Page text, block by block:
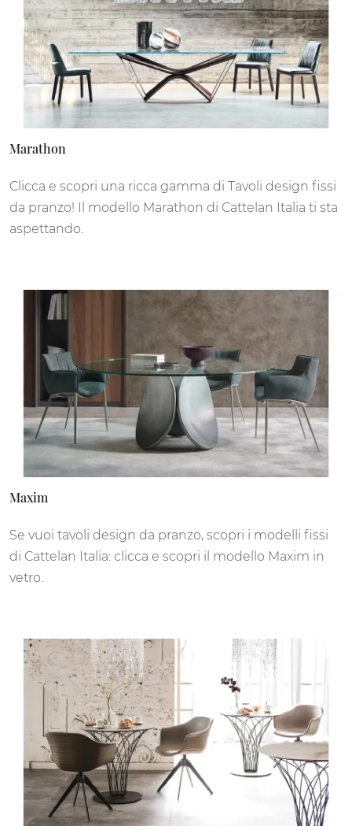
Marathon
Clicca e scopri una ricca gamma di Tavoli design fissi
da pranzo! Il modello Marathon di Cattelan Italia ti sta
aspettando.
Maxim
Se vuoi tavoli design da pranzo, scopri i modelli fissi
di Cattelan Italia: clicca e scopri il modello Maxim in
vetro.